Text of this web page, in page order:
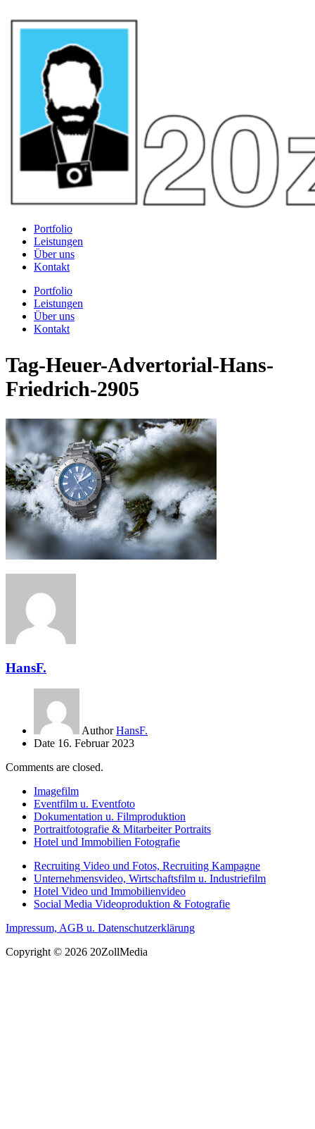
Portfolio
Leistungen
Über uns
Kontakt
Portfolio
Leistungen
Über uns
Kontakt
Tag-Heuer-Advertorial-Hans-
Friedrich-2905
HansF.
Author HansF.
Date 16. Februar 2023
Comments are closed.
Imagefilm
Eventfilm u. Eventfoto
Dokumentation u. Filmproduktion
Portraitfotografie & Mitarbeiter Portraits
Hotel und Immobilien Fotografie
Recruiting Video und Fotos, Recruiting Kampagne
Unternehmensvideo, Wirtschaftsfilm u. Industriefilm
Hotel Video und Immobilienvideo
Social Media Videoproduktion & Fotografie
Impressum, AGB u. Datenschutzerklärung
Copyright © 2026 20ZollMedia